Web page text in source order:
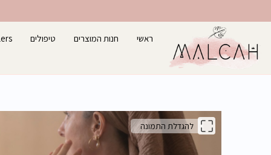
לתוכן
ראשי
חנות המוצרים טיפולים